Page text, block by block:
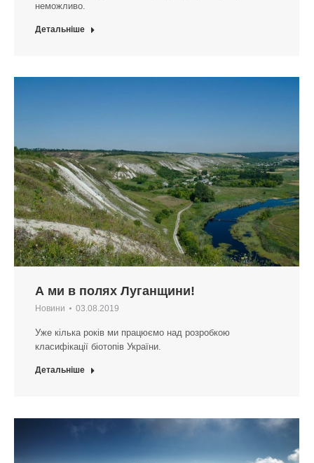
неможливо.
Детальніше
А ми в полях Луганщини!
Новини 03.08.2019
Уже кілька років ми працюємо над розробкою
класифікації біотопів України.
Детальніше